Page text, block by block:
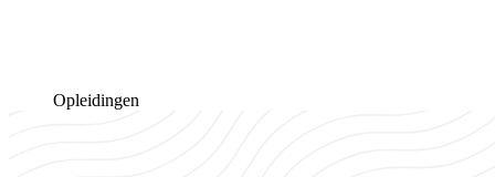
Opleidingen